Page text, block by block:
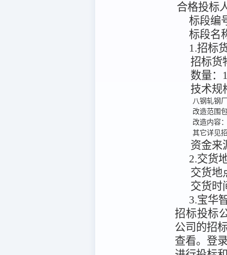
合格投标
标段编
标段名
1.招标
招标货
数量：
技术规
八钢轧钢
改造范围
改造内容
其它详见
资金来
2.交货
交货地
交货时
3.宝华
招标投标
公司的招
查看。 登